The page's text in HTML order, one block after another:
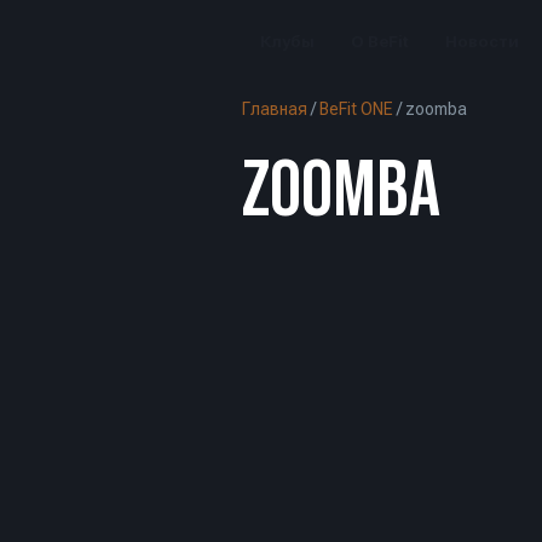
Главная / BeFit ONE /zoomba
ZOOMBA